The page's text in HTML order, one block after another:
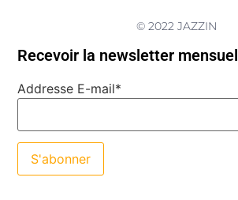
© 2022 JAZZIN
Recevoir la newsletter
Addresse E-mail*